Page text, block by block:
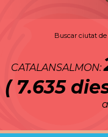
Buscar ciutat de
CATALANSALMON:
( 7.635